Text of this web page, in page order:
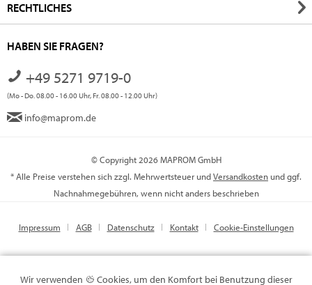
RECHTLICHES
HABEN SIE FRAGEN?
+49 5271 9719-0
(Mo - Do. 08.00 - 16.00 Uhr, Fr. 08.00 - 12.00 Uhr)
info@maprom.de
© Copyright 2026 MAPROM GmbH
* Alle Preise verstehen sich zzgl. Mehrwertsteuer undVersandkosten und ggf.
Nachnahmegebühren, wenn nicht anders beschrieben
Impressum AGB Datenschutz Kontakt Cookie-Einstellungen
Wir verwenden Cookies, um den Komfort bei Benutzung dieser